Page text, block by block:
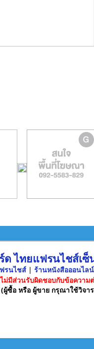
ไทยแฟรนไชส์เซ็
รนไชส์ | ร้านหนังสือออนไลน์
มีส่วนรับผิดชอบกับข้อความ
(ผู้ซื้อ หรือ ผู้ขาย กรุณาใช้วิจ